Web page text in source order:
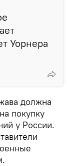
Уорнера
должна
покупку
у России.